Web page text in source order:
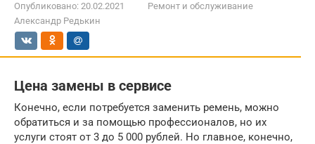
Опубликовано: 20.02.2021
Ремонт и обслуживание
Александр Редькин
Цена замены в сервисе
Конечно, если потребуется заменить ремень, можно
обратиться и за помощью профессионалов, но их
услуги стоят от 3 до 5 000 рублей. Но главное, конечно,